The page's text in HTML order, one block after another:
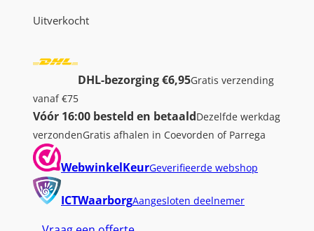
Uitverkocht
DHL-bezorging €6,95Gratis verzending
vanaf €75
Vóór 16:00 besteld en betaaldDezelfde werkdag
verzondenGratis afhalen in Coevorden of Parrega
WebwinkelKeurGeverifieerde webshop
ICTWaarborgAangesloten deelnemer